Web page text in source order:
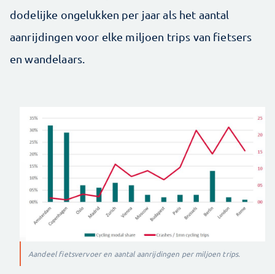
dodelijke ongelukken per jaar als het aantal
aanrijdingen voor elke miljoen trips van fietsers
en wandelaars.
Aandeel fietsvervoer en aantal aanrijdingen per miljoen trips.